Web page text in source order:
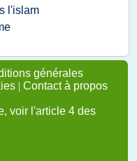
l'islam
générales
| Contact à propos
voir l'article 4 des